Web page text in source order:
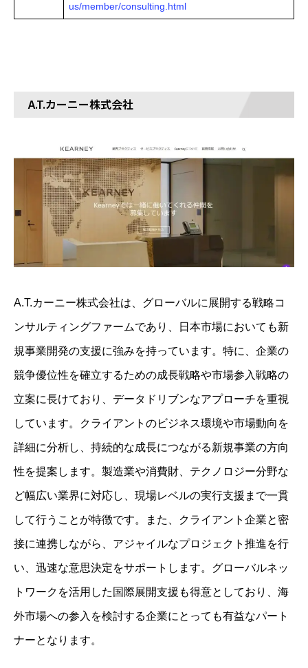
us/member/consulting.html
A.T.カーニー株式会社
A.T.カーニー株式会社は、グローバルに展開する戦略コ
ンサルティングファームであり、日本市場においても新
規事業開発の支援に強みを持っています。特に、企業の
競争優位性を確立するための成長戦略や市場参入戦略の
立案に長けており、データドリブンなアプローチを重視
しています。クライアントのビジネス環境や市場動向を
詳細に分析し、持続的な成長につながる新規事業の方向
性を提案します。製造業や消費財、テクノロジー分野な
ど幅広い業界に対応し、現場レベルの実行支援まで一貫
して行うことが特徴です。また、クライアント企業と密
接に連携しながら、アジャイルなプロジェクト推進を行
い、迅速な意思決定をサポートします。グローバルネッ
トワークを活用した国際展開支援も得意としており、海
外市場への参入を検討する企業にとっても有益なパート
ナーとなります。